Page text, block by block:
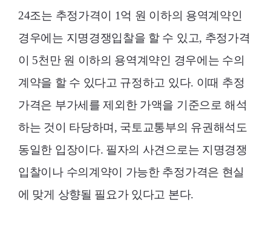
24조는 추정가격이 1억 원 이하의 용역계약인
경우에는 지명경쟁입찰을 할 수 있고, 추정가격
이 5천만 원 이하의 용역계약인 경우에는 수의
계약을 할 수 있다고 규정하고 있다. 이때 추정
가격은 부가세를 제외한 가액을 기준으로 해석
하는 것이 타당하며, 국토교통부의 유권해석도
동일한 입장이다. 필자의 사견으로는 지명경쟁
입찰이나 수의계약이 가능한 추정가격은 현실
에 맞게 상향될 필요가 있다고 본다.